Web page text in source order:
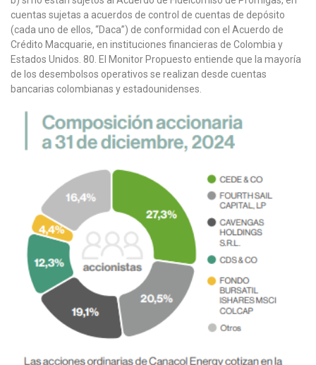
cuentas sujetas a acuerdos de control de cuentas de depósito
(cada uno de ellos, “Daca”) de conformidad con el Acuerdo de
Crédito Macquarie, en instituciones financieras de Colombia y
Estados Unidos. 80. El Monitor Propuesto entiende que la mayoría
de los desembolsos operativos se realizan desde cuentas
bancarias colombianas y estadounidenses.